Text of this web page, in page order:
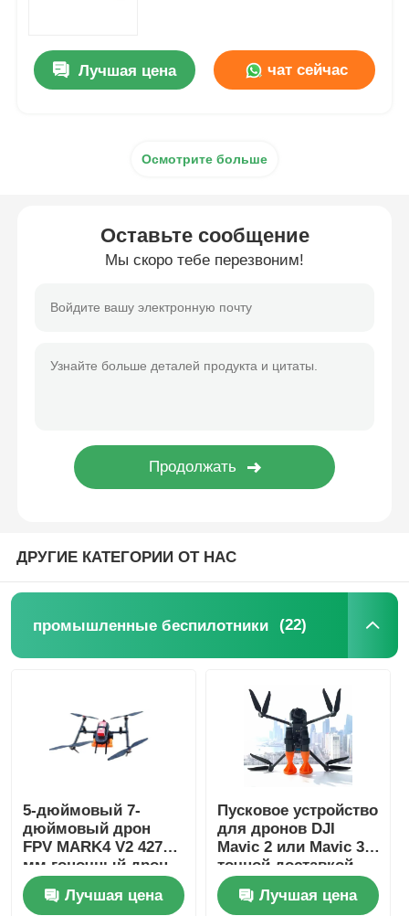
Трутень земледелия распыляя
Запчасти для дронов
Лучшая цена чат сейчас
Осмотрите больше
Оставьте сообщение
Мы скоро тебе перезвоним!
ДРУГИЕ КАТЕГОРИИ ОТ НАС
промышленные беспилотники (22)
5-дюймовый 7-
дюймовый дрон
FPV MARK4 V2 427
мм гоночный дрон
четыре оси
Лучшая цена
Пусковое устройство
для дронов DJI
Mavic 2 или Mavic 3 с
точной доставкой
Лучшая цена